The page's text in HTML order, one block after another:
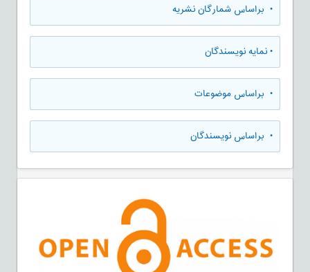
• براساس شمارگان نشریه
•نمایه نویسندگان
• براساس موضوعات
• براساس نویسندگان